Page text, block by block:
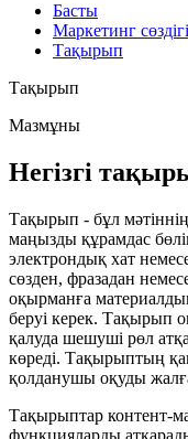
Басты
Маркетинг сөздігі
Тақырып
Тақырып
Мазмұны
Негізгі
Тақырып - бұл
маңызды құрамдас
электрондық хат
сөзден, фразадан
оқырманға
беруі керек. Тақырып
қалуда шешуші рөл
көреді. Тақырыптың
қолданушы оқуды
Тақырыптар контент-
функцияларды